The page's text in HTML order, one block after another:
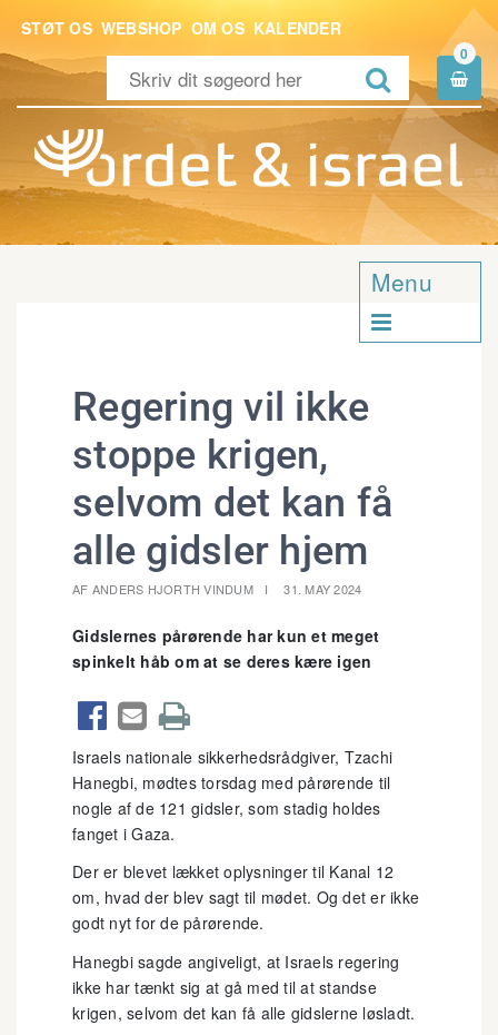
STØT OS WEBSHOP OM OS KALENDER

0

Menu

Regering vil ikke
stoppe krigen,
selvom det kan få
alle gidsler hjem
AF ANDERS HJORTH VINDUM 31. MAY 2024
Gidslernes pårørende har kun et meget
spinkelt håb om at se deres kære igen
  
Israels nationale sikkerhedsrådgiver, Tzachi
Hanegbi, mødtes torsdag med pårørende til
nogle af de 121 gidsler, som stadig holdes
fanget i Gaza.
Der er blevet lækket oplysninger til Kanal 12
om, hvad der blev sagt til mødet. Og det er ikke
godt nyt for de pårørende.
Hanegbi sagde angiveligt, at Israels regering
ikke har tænkt sig at gå med til at standse
krigen, selvom det kan få alle gidslerne løsladt.